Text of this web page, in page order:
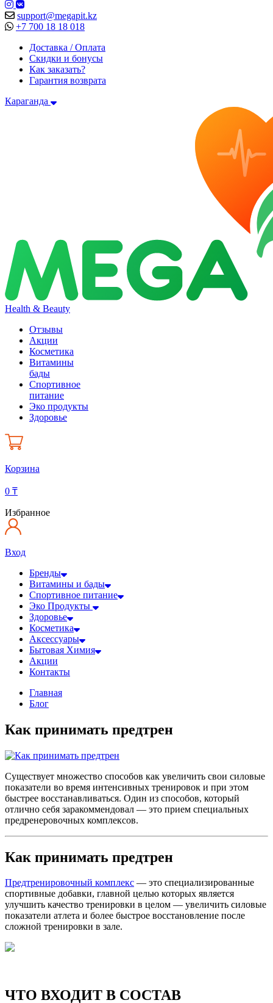
support@megapit.kz
+7 700 18 18 018
Доставка / Оплата
Скидки и бонусы
Как заказать?
Гарантия возврата
Караганда
Health & Beauty
Отзывы
Акции
Косметика
Витамины
бады
Спортивное
питание
Эко продукты
Здоровье
Корзина
0 ₸
Избранное
Вход
Бренды
Витамины и бады
Спортивное питание
Эко Продукты
Здоровье
Косметика
Аксессуары
Бытовая Химия
Акции
Контакты
Главная
Блог
Как принимать предтрен
Существует множество способов как увеличить свои силовые
показатели во время интенсивных тренировок и при этом
быстрее восстанавливаться. Один из способов, который
отлично себя заракоммендовал — это прием специальных
предренеровочных комплексов.
Как принимать предтрен
Предтренировочный комплекс — это специализированные
спортивные добавки, главной целью которых является
улучшить качество тренировки в целом — увеличить силовые
показатели атлета и более быстрое восстановление после
сложной тренировки в зале.
ЧТО ВХОДИТ В СОСТАВ